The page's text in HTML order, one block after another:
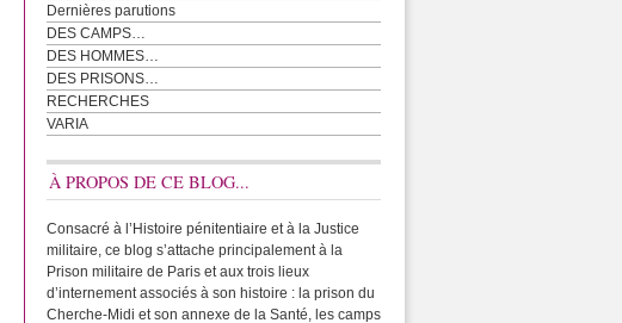
Dernières parutions
DES CAMPS…
DES HOMMES…
DES PRISONS…
RECHERCHES
VARIA
À PROPOS DE CE BLOG...
Consacré à l’Histoire pénitentiaire et à la Justice
militaire, ce blog s’attache principalement à la
Prison militaire de Paris et aux trois lieux
d’internement associés à son histoire : la prison du
Cherche-Midi et son annexe de la Santé, les camps